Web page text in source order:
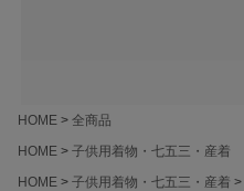
HOME
全商品
HOME
子供用着物・七五三・産着
HOME
子供用着物・七五三・産着